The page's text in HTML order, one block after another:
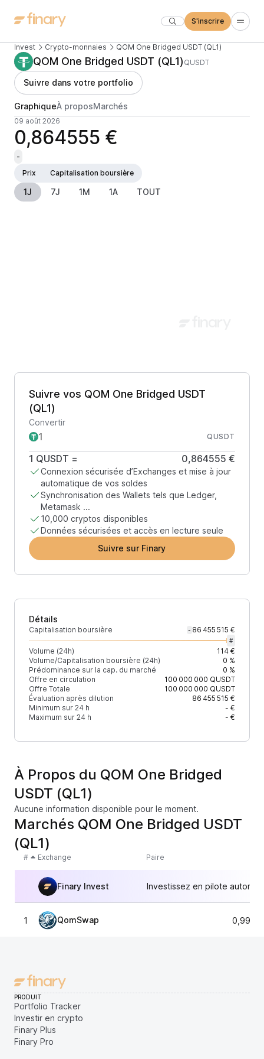
S'inscrire
Invest Crypto-monnaies QOM One Bridged USDT (QL1)
QOM One Bridged USDT (QL1) QUSDT
Suivre dans votre portfolio
GraphiqueÀ proposMarchés
09 août 2026
0,864555 €
-
Prix
Capitalisation boursière
1J 7J 1M 1A TOUT
Suivre vos QOM One Bridged USDT
(QL1)
Convertir
QUSDT
1 QUSDT = 0,864555 €
Connexion sécurisée d’Exchanges et mise à jour
automatique de vos soldes
Synchronisation des Wallets tels que Ledger,
Metamask ...
10,000 cryptos disponibles
Données sécurisées et accès en lecture seule
Suivre sur Finary
Détails
Capitalisation boursière - 86 455 515 €
#
Volume (24h)
114 €
Volume/Capitalisation boursière (24h)
0 %
Prédominance sur la cap. du marché
0 %
Offre en circulation
100 000 000 QUSDT
Offre Totale
100 000 000 QUSDT
Évaluation après dilution
86 455 515 €
Minimum sur 24 h
- €
Maximum sur 24 h
- €
À Propos du QOM One Bridged
USDT (QL1)
Aucune information disponible pour le moment.
Marchés QOM One Bridged USDT
(QL1)
# Exchange Paire
Finary Invest Investissez en pilote
1 QomSwap
PRODUIT
Portfolio Tracker
Investir en crypto
Finary Plus
Finary Pro